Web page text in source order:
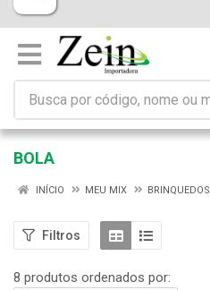
BOLA
INÍCIO MEU MIX BRINQUEDOS
Filtros
8 produtos ordenados por: